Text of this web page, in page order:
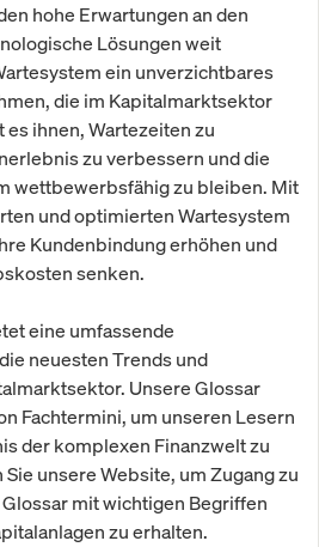
hohe Erwartungen an den
Lösungen weit
ein unverzichtbares
die im Kapitalmarktsektor
ihnen, Wartezeiten zu
zu verbessern und die
wettbewerbsfähig zu bleiben. Mit
und optimierten Wartesystem
Kundenbindung erhöhen und
senken.
eine umfassende
neuesten Trends und
Unsere Glossar
Fachtermini, um unseren Lesern
der komplexen Finanzwelt zu
unsere Website, um Zugang zu
mit wichtigen Begriffen
zu erhalten.